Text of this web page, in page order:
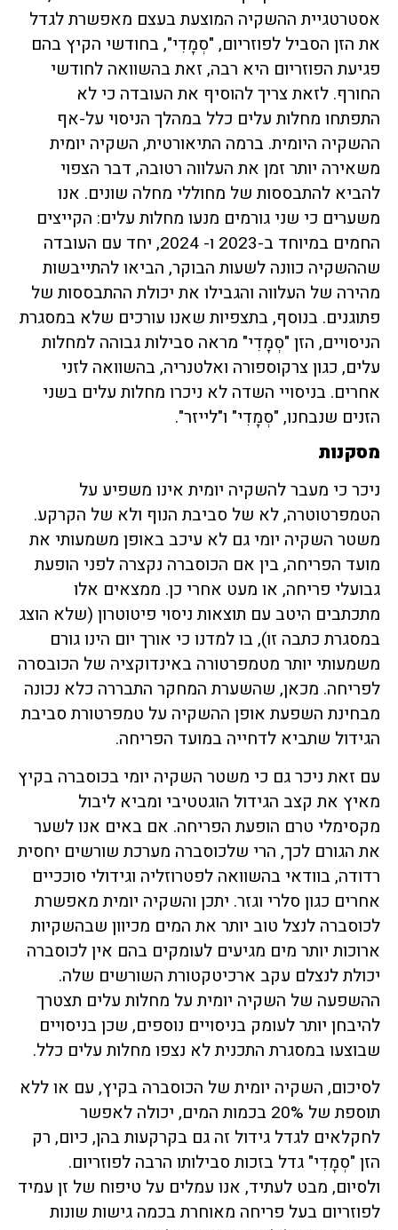
אסטרטגיית ההשקיה המוצעת בעצם מאפשרת לגדל
את הזן הסביל לפוזריום, "סְמָדִי", בחודשי הקיץ בהם
פגיעת הפוזריום היא רבה, זאת בהשוואה לחודשי
החורף. לזאת צריך להוסיף את העובדה כי לא
התפתחו מחלות עלים כלל במהלך הניסוי על-אף
ההשקיה היומית. ברמה התיאורטית, השקיה יומית
משאירה יותר זמן את העלווה רטובה, דבר הצפוי
להביא להתבססות של מחוללי מחלה שונים. אנו
משערים כי שני גורמים מנעו מחלות עלים: הקייצים
החמים במיוחד ב-2023 ו- 2024, יחד עם העובדה
שההשקיה כוונה לשעות הבוקר, הביאו להתייבשות
מהירה של העלווה והגבילו את יכולת ההתבססות של
פתוגנים. בנוסף, בתצפיות שאנו עורכים שלא במסגרת
הניסויים, הזן "סְמָדִי" מראה סבילות גבוהה למחלות
עלים, כגון צרקוספורה ואלטנריה, בהשוואה לזני
אחרים. בניסויי השדה לא ניכרו מחלות עלים בשני
הזנים שנבחנו, "סְמָדִי" ו"לייזר".
מסקנות
ניכר כי מעבר להשקיה יומית אינו משפיע על
הטמפרטוטרה, לא של סביבת הנוף ולא של הקרקע.
משטר השקיה יומי גם לא עיכב באופן משמעותי את
מועד הפריחה, בין אם הכוסברה נקצרה לפני הופעת
גבועלי פריחה, או מעט אחרי כן. ממצאים אלו
מתכתבים היטב עם תוצאות ניסוי פיטוטרון (שלא הוצג
במסגרת כתבה זו), בו למדנו כי אורך יום הינו גורם
משמעותי יותר מטמפרטורה באינדוקציה של הכובסרה
לפריחה. מכאן, שהשערת המחקר התבררה כלא נכונה
מבחינת השפעת אופן ההשקיה על טמפרטורת סביבת
הגידול שתביא לדחייה במועד הפריחה.
עם זאת ניכר גם כי משטר השקיה יומי בכוסברה בקיץ
מאיץ את קצב הגידול הוגטטיבי ומביא ליבול
מקסימלי טרם הופעת הפריחה. אם באים אנו לשער
את הגורם לכך, הרי שלכוסברה מערכת שורשים יחסית
רדודה, בוודאי בהשוואה לפטרוזליה וגידולי סוככיים
אחרים כגון סלרי וגזר. יתכן והשקיה יומית מאפשרת
לכוסברה לנצל טוב יותר את המים מכיוון שבהשקיות
ארוכות יותר מים מגיעים לעומקים בהם אין לכוסברה
יכולת לנצלם עקב ארכיטקטורת השורשים שלה.
ההשפעה של השקיה יומית על מחלות עלים תצטרך
להיבחן יותר לעומק בניסויים נוספים, שכן בניסויים
שבוצעו במסגרת התכנית לא נצפו מחלות עלים כלל.
לסיכום, השקיה יומית של הכוסברה בקיץ, עם או ללא
תוספת של 20% בכמות המים, יכולה לאפשר
לחקלאים לגדל גידול זה גם בקרקעות בהן, כיום, רק
הזן "סְמָדִי" גדל בזכות סבילותו הרבה לפוזריום.
ולסיום, מבט לעתיד, אנו עמלים על טיפוח של זן עמיד
לפוזריום בעל פריחה מאוחרת בכמה גישות שונות